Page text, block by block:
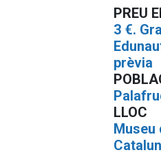
PREU
3 €.
prèvia
LLOC
Museu